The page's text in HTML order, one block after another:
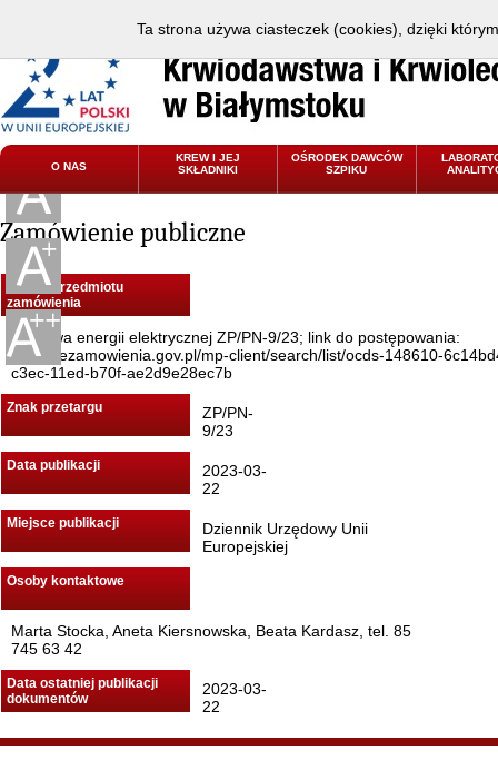
O NAS
KREW I JEJ
SKŁADNIKI
OŚRODEK DAWCÓW
SZPIKU
Zamówienie publiczne
Nazwa przedmiotu
zamówienia
Dostawa energii elektrycznej ZP/PN-9/23; link do postępowania:
https://ezamowienia.gov.pl/mp-client/search/list/ocds-148610-
c3ec-11ed-b70f-ae2d9e28ec7b
Znak przetargu
ZP/PN-
9/23
Data publikacji
2023-03-
22
Miejsce publikacji
Dziennik Urzędowy Unii
Europejskiej
Osoby kontaktowe
Marta Stocka, Aneta Kiersnowska, Beata Kardasz, tel. 85
745 63 42
Data ostatniej publikacji
dokumentów
2023-03-
22
Ta strona używa ciasteczek (cookies), dzięki